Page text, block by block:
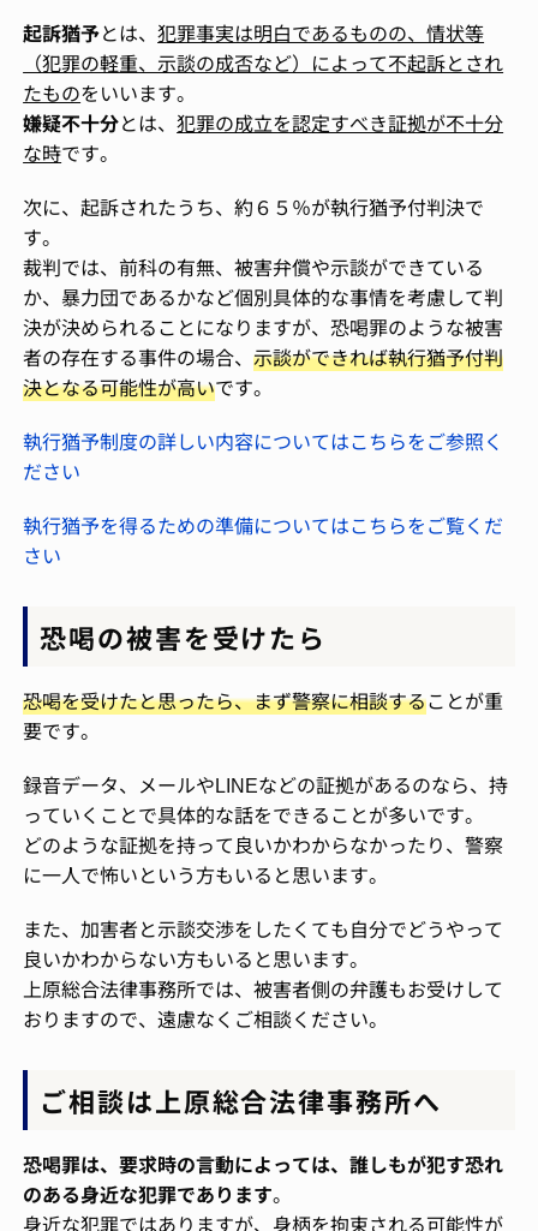
起訴猶予とは、犯罪事実は明白であるものの、情状等
（犯罪の軽重、示談の成否など）によって不起訴とされ
たものをいいます。
嫌疑不十分とは、犯罪の成立を認定すべき証拠が不十分
な時です。
次に、起訴されたうち、約６５％が執行猶予付判決で
す。
裁判では、前科の有無、被害弁償や示談ができている
か、暴力団であるかなど個別具体的な事情を考慮して判
決が決められることになりますが、恐喝罪のような被害
者の存在する事件の場合、示談ができれば執行猶予付判
決となる可能性が高いです。
執行猶予制度の詳しい内容についてはこちらをご参照く
ださい
執行猶予を得るための準備についてはこちらをご覧くだ
さい
恐喝の被害を受けたら
恐喝を受けたと思ったら、まず警察に相談することが重
要です。
録音データ、メールやLINEなどの証拠があるのなら、持
っていくことで具体的な話をできることが多いです。
どのような証拠を持って良いかわからなかったり、警察
に一人で怖いという方もいると思います。
また、加害者と示談交渉をしたくても自分でどうやって
良いかわからない方もいると思います。
上原総合法律事務所では、被害者側の弁護もお受けして
おりますので、遠慮なくご相談ください。
ご相談は上原総合法律事務所へ
恐喝罪は、要求時の言動によっては、誰しもが犯す恐れ
のある身近な犯罪であります。
身近な犯罪ではありますが、身柄を拘束される可能性が